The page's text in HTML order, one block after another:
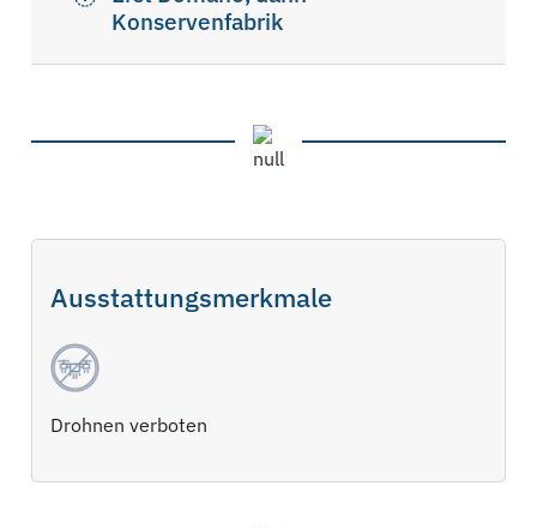
Konservenfabrik
Ausstattungsmerkmale
Drohnen verboten